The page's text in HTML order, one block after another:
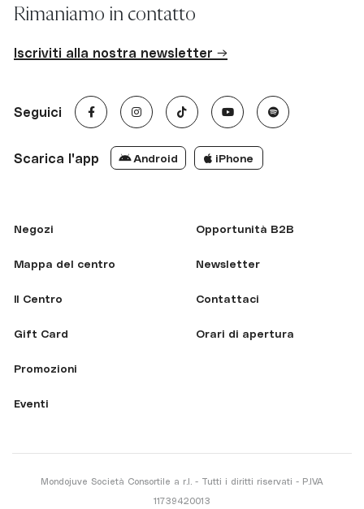
Rimaniamo in contatto
Iscriviti alla nostra newsletter →
Seguici
Scarica l'app Android iPhone
Negozi
Mappa del centro
Il Centro
Gift Card
Promozioni
Eventi
Opportunità B2B
Newsletter
Contattaci
Orari di apertura
Mondojuve Società Consortile a r.l. - Tutti i diritti riservati - P.IVA
11739420013